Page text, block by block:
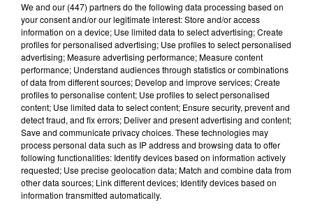
Lecture (4 min 15 sec)
100%
100% Radio les infos du Comminges
We and our (447) partnersdo the following data processing based on
your consent and/or our legitimate interest: Store and/or access
information on a device; Use limited data to select advertising; Create
profiles for personalised advertising; Use profiles to select personalised
advertising; Measure advertising performance; Measure content
performance; Understand audiences through statistics or combinations
of data from different sources; Develop and improve services; Create
profiles to personalise content; Use profiles to select personalised
content; Use limited data to select content; Ensure security, prevent and
detect fraud, and fix errors; Deliver and present advertising and content;
Save and communicate privacy choices. These technologies may
process personal data such as IP address and browsing data to offer
following functionalities: Identify devices based on information actively
requested; Use precise geolocation data; Match and combine data from
other data sources; Link different devices; Identify devices based on
information transmitted automatically.